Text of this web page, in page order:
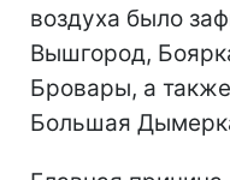
воздуха было
Вышгород,
Бровары, а
Большая